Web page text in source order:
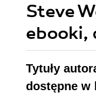
Steve
ebooki,
Tytuły
dostępne w